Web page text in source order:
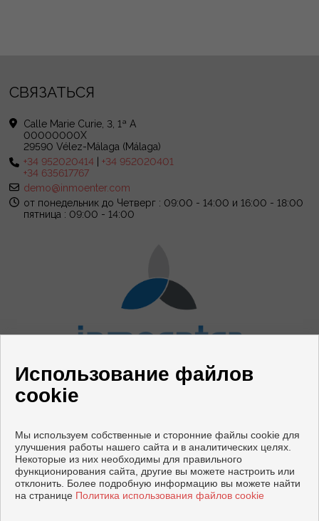
СВЯЗАТЬСЯ
Calle Marie Curie, 3, 1ª A
00000000X
29590 Vélez-Málaga (Málaga)
+34 952020414 |+34 952020401
+34 635617767
demo@inmoenter.com
от понедельник до Четверг : 09:00 - 14:00 и 16:00 - 18:00
пятница : 09:00 - 14:00
СВЯЗАТЬСЯ
+44 125623566
+34 952020414
test@inmoenter.com
test1@inmoenter.com
Использование файлов
cookie
Мы используем собственные и сторонние файлы cookie для
улучшения работы нашего сайта и в аналитических целях.
Некоторые из них необходимы для правильного
функционирования сайта, другие вы можете настроить или
отклонить. Более подробную информацию вы можете найти
на странице Политика использования файлов cookie